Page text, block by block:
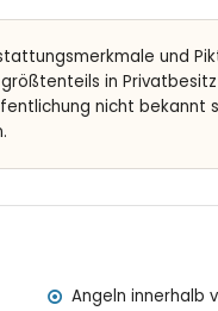
(200 x 90 cm) und en-
Dusche und Toilette
und
in
nicht bekannt
Angeln innerhalb